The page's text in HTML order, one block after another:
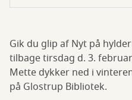
Gik du glip af Nyt på
tilbage tirsdag d. 3.
Mette dykker ned i
på Glostrup Bibliotek.